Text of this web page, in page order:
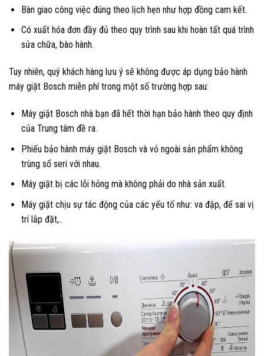
Bàn giao công việc đúng theo lịch hẹn như hợp đồng cam kết.
Có xuất hóa đơn đầy đủ theo quy trình sau khi hoàn tất quá trình
sửa chữa, bào hành.
Tuy nhiên, quý khách hàng lưu ý sẽ không được áp dụng bảo hành
máy giặt Bosch miễn phí trong một số trường hợp sau:
Máy giặt Bosch nhà bạn đã hết thời hạn bảo hành theo quy định
của Trung tâm đề ra.
Phiếu bảo hành máy giặt Bosch và vỏ ngoài sản phẩm không
trùng số seri với nhau.
Máy giặt bị các lỗi hỏng mà không phải do nhà sản xuất.
Máy giặt chịu sự tác động của các yếu tố như: va đập, để sai vị
trí lắp đặt,..